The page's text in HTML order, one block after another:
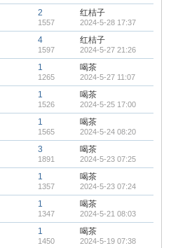
2
1557
红桔子
2024-5-28 17:37
4
1597
红桔子
2024-5-27 21:26
1
1265
喝茶
2024-5-27 11:07
1
1526
喝茶
2024-5-25 17:00
1
1565
喝茶
2024-5-24 08:20
3
1891
喝茶
2024-5-23 07:25
1
1357
喝茶
2024-5-23 07:24
1
1347
喝茶
2024-5-21 08:03
1
1450
喝茶
2024-5-19 07:38